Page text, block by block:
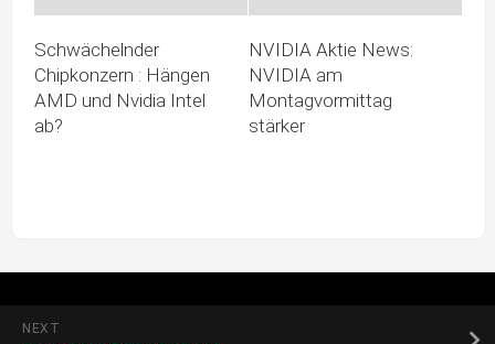
Schwächelnder
Chipkonzern : Hängen
AMD und Nvidia Intel
ab?
NVIDIA Aktie News:
NVIDIA am
Montagvormittag
stärker
NEXT